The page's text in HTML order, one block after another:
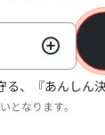
、『あんしん
となります。